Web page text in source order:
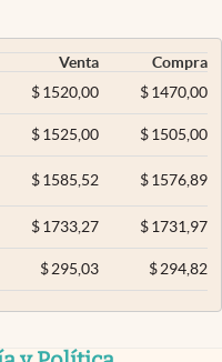
Venta
Compra
$ 1520,00 $1470,00
$ 1525,00 $1505,00
$ 1585,52 $1576,89
$ 1733,27 $1731,97
$ 295,03 $294,82